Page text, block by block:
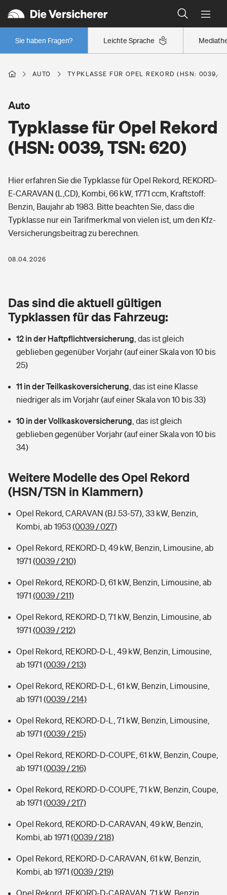
Leichte Sprache
Sie haben Fragen?
Wer versichert was: Jetzt Versicherer finden
Regionalklassen: So ist Ihre Region eingestuft
Wer versichert was: Jetzt Versicherer finden
Berufsunfähigkeitsversicherung
Erwerbsunfähigkeitsversicherung
Grundfähigkeitsversicherung
Arbeitsrechtsschutz
Berufshaftpflichtversicherung
Zur Übersicht
Tools
Wer versichert was: Jetzt Versicherer finden
Sie haben Fragen?
Wohnen
Elementarversicherung
Glasversicherung
Mietkautionsversicherung
Restkreditversicherung
Tools
Hochwasser-Check: Wie gefährdet ist Ihr Haus?
Sie haben Fragen?
Freizeit
Pri­vate Haft­pflicht­
Kinderunfall­ver­si­che­rung
Kinderinvalidität
Hundehalter-Haftpflicht
Handyversicherung
Private Cyberversicherung
Zur Übersicht
Tools
Kinderunfall-Check: Mehr Sicherheit für deine Kids
Typklassen: So ist Ihr Auto eingestuft
Sie haben Fragen?
Gesundheit
Private Krankenversicherung
Dread-Disease-Versicherung
Tierkrankenversicherung
Zur Übersicht
Tools
Wer versichert was: Jetzt Versicherer finden
Rentenrechner: Wie viel Geld bekomme ich im Alter?
AUTO TYPKLASSE FÜR OPEL REKORD (HSN: 0039,
Typklasse für Opel Rekord
(HSN: 0039, TSN: 620)
Auto
Hier erfahren Sie die Typklasse für Opel Rekord, REKORD-
E-CARAVAN (L,CD), Kombi, 66 kW, 1771 ccm, Kraftstoff:
Benzin, Baujahr ab 1983. Bitte beachten Sie, dass die
Typklasse nur ein Tarifmerkmal von vielen ist, um den Kfz-
Versicherungsbeitrag zu berechnen.
08.04.2026
Das sind die aktuell gültigen
Typklassen für das Fahrzeug:
12 in der Haftpflichtversicherung das ist gleich
geblieben gegenüber Vorjahr (auf einer Skala von 10 bis
25)
11 in der Teilkaskoversicherung das ist eine Klasse
niedriger als im Vorjahr (auf einer Skala von 10 bis 33)
10 in der Vollkaskoversicherung das ist gleich
geblieben gegenüber Vorjahr (auf einer Skala von 10 bis
34)
Weitere Modelle des Opel Rekord
(HSN/TSN in Klammern)
Opel Rekord, CARAVAN (BJ.53-57), 33 kW, Benzin,
Kombi, ab 1953(0039 / 027)
Opel Rekord, REKORD-D, 49 kW, Benzin, Limousine, ab
1971 (0039 / 210)
Opel Rekord, REKORD-D, 61 kW, Benzin, Limousine, ab
1971 (0039 / 211)
Opel Rekord, REKORD-D, 71 kW, Benzin, Limousine, ab
1971 (0039 / 212)
Opel Rekord, REKORD-D-L, 49 kW, Benzin, Limousine,
ab 1971 (0039 / 213)
Opel Rekord, REKORD-D-L, 61 kW, Benzin, Limousine,
ab 1971 (0039 / 214)
Opel Rekord, REKORD-D-L, 71 kW, Benzin, Limousine,
ab 1971 (0039 / 215)
Opel Rekord, REKORD-D-COUPE, 61 kW, Benzin, Coupe,
ab 1971 (0039 / 216)
Opel Rekord, REKORD-D-COUPE, 71 kW, Benzin, Coupe,
ab 1971 (0039 / 217)
Opel Rekord, REKORD-D-CARAVAN, 49 kW, Benzin,
Kombi, ab 1971 (0039 / 218)
Opel Rekord, REKORD-D-CARAVAN, 61 kW, Benzin,
Kombi, ab 1971 (0039 / 219)
Opel Rekord, REKORD-D-CARAVAN, 71 kW, Benzin,